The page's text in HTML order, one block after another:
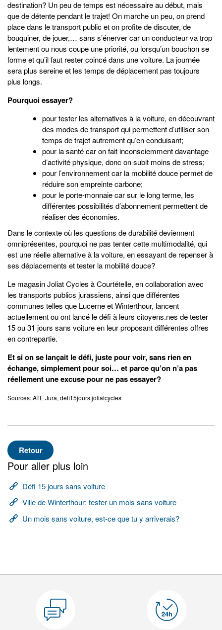
destination? Un peu de temps est nécessaire au début, mais
que de détente pendant le trajet! On marche un peu, on prend
place dans le transport public et on profite de discuter, de
bouquiner, de jouer,… sans s’énerver car un conducteur va trop
lentement ou nous coupe une priorité, ou lorsqu’un bouchon se
forme et qu’il faut rester coincé dans une voiture. La journée
sera plus sereine et les temps de déplacement pas toujours
plus longs.
Pourquoi essayer?
pour tester les alternatives à la voiture, en découvrant
des modes de transport qui permettent d’utiliser son
temps de trajet autrement qu’en conduisant;
pour la santé car on fait inconsciemment davantage
d’activité physique, donc on subit moins de stress;
pour l’environnement car la mobilité douce permet de
réduire son empreinte carbone;
pour le porte-monnaie car sur le long terme, les
différentes possibilités d’abonnement permettent de
réaliser des économies.
Dans le contexte où les questions de durabilité deviennent
omniprésentes, pourquoi ne pas tenter cette multimodalité, qui
est une réelle alternative à la voiture, en essayant de repenser à
ses déplacements et tester la mobilité douce?
Le magasin Joliat Cycles à Courtételle, en collaboration avec
les transports publics jurassiens, ainsi que différentes
communes telles que Lucerne et Winterthour, lancent
actuellement ou ont lancé le défi à leurs citoyens.nes de tester
15 ou 31 jours sans voiture en leur proposant différentes offres
en contrepartie.
Et si on se lançait le défi, juste pour voir, sans rien en
échange, simplement pour soi… et parce qu’on n’a pas
réellement une excusepour ne pas essayer?
Sources: ATE Jura, defi15jours.joliatcycles
Retour
Pour aller plus loin
Défi 15 jours sans voiture
Ville de Winterthour: tester un mois sans voiture
Un mois sans voiture, est-ce que tu y arriverais?